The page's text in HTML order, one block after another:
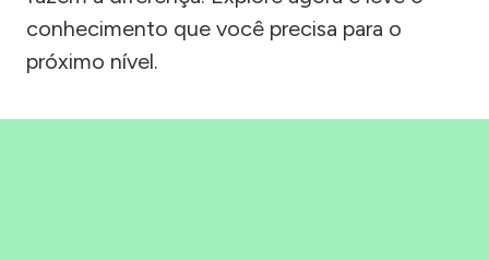
conhecimento que você precisa para o
próximo nível.